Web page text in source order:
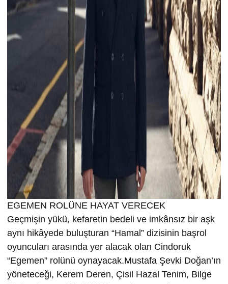
EGEMEN ROLÜNE HAYAT VERECEK
Geçmişin yükü, kefaretin bedeli ve imkânsız bir aşk
aynı hikâyede buluşturan “Hamal” dizisinin başrol
oyuncuları arasında yer alacak olan Cindoruk
“Egemen” rolünü oynayacak.Mustafa Şevki Doğan’ın
yöneteceği, Kerem Deren, Çisil Hazal Tenim, Bilge